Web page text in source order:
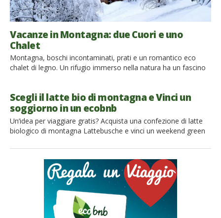
Vacanze in Montagna: due Cuori e uno
Chalet
Montagna, boschi incontaminati, prati e un romantico eco
chalet di legno. Un rifugio immerso nella natura ha un fascino
fresca in inverno e dal profumo dei boschi in estate, le vacanze
in montagna si addicono a tutti. […]
Scegli il latte bio di montagna e Vinci un
soggiorno in un ecobnb
Un’idea per viaggiare gratis? Acquista una confezione di latte
biologico di montagna Lattebusche e vinci un weekend green
all’estrazione di 62 weekend premio ecosostenibili per due
persone in una delle strutture ricettive di Ecobnb. C’è tempo
fino al 16 dicembre. Buona fortuna! Da qualche settimana, chi